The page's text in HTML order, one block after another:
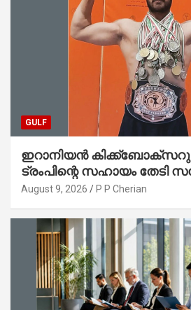
GULF
ഇറാനിയൻ
ട്രംപിന്റെ സഹായം തേടി
August 9, 2026 P P Cherian